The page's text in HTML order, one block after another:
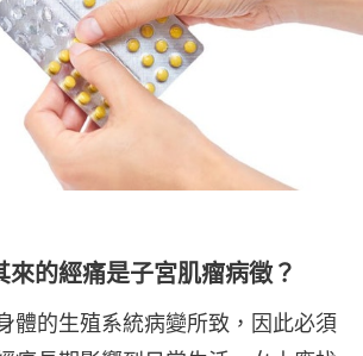
來的經痛是子宮肌瘤病徵？
體的生殖系統病變所致，因此必須